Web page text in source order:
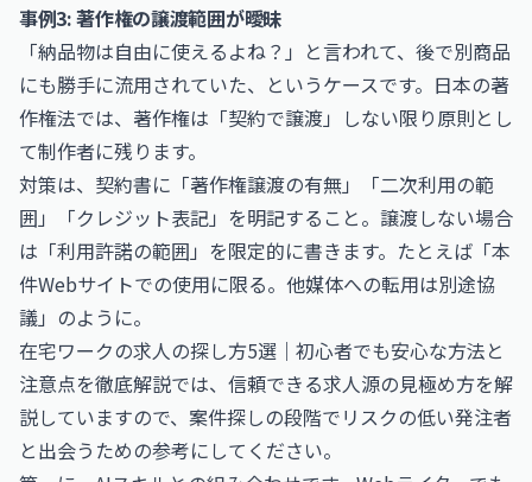
事例3: 著作権の譲渡範囲が曖昧
「納品物は自由に使えるよね？」と言われて、後で別商品
にも勝手に流用されていた、というケースです。日本の著
作権法では、著作権は「契約で譲渡」しない限り原則とし
て制作者に残ります。
対策は、契約書に「著作権譲渡の有無」「二次利用の範
囲」「クレジット表記」を明記すること。譲渡しない場合
は「利用許諾の範囲」を限定的に書きます。たとえば「本
件Webサイトでの使用に限る。他媒体への転用は別途協
議」のように。
在宅ワークの求人の探し方5選｜初心者でも安心な方法と
注意点を徹底解説では、信頼できる求人源の見極め方を解
説していますので、案件探しの段階でリスクの低い発注者
と出会うための参考にしてください。